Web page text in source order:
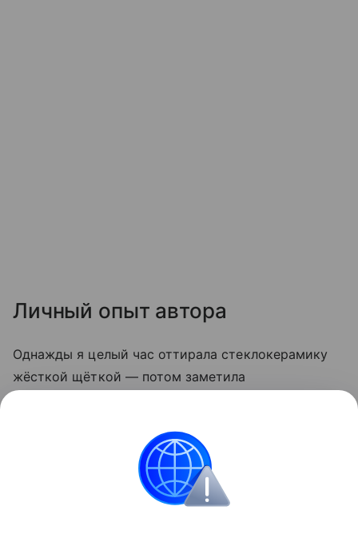
Личный опыт автора
Однажды я целый час оттирала стеклокерамику
жёсткой щёткой — потом заметила
стороной губки и содой. Теперь плита выглядит
опрятно даже после самых «бурных» блюд.